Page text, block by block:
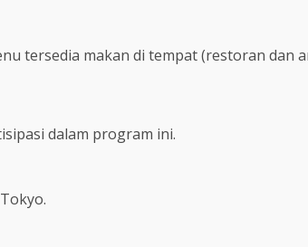
tersedia makan di tempat (restoran dan
dalam program ini.